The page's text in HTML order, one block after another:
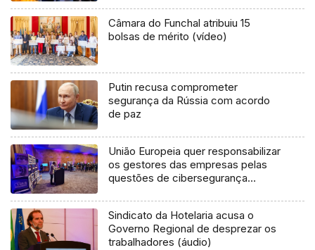
Câmara do Funchal atribuiu 15
bolsas de mérito (vídeo)
Putin recusa comprometer
segurança da Rússia com acordo
de paz
União Europeia quer responsabilizar
os gestores das empresas pelas
questões de cibersegurança
Sindicato da Hotelaria acusa o
Governo Regional de desprezar os
trabalhadores (áudio)